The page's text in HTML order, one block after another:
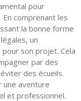
pour
comprenant les
la bonne forme
un
son projet. Cela
par des
des écueils.
une aventure
et professionnel.